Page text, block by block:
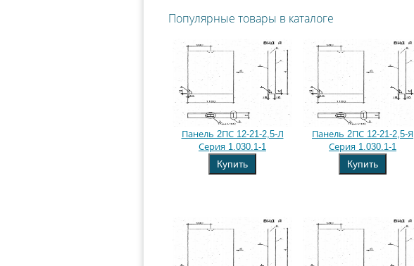
Популярные товары в каталоге
Панель 2ПС 12-21-2,5-Л
Серия 1.030.1-1
Купить
Панель 2ПС 12-21-2,5-Я
Серия 1.030.1-1
Купить